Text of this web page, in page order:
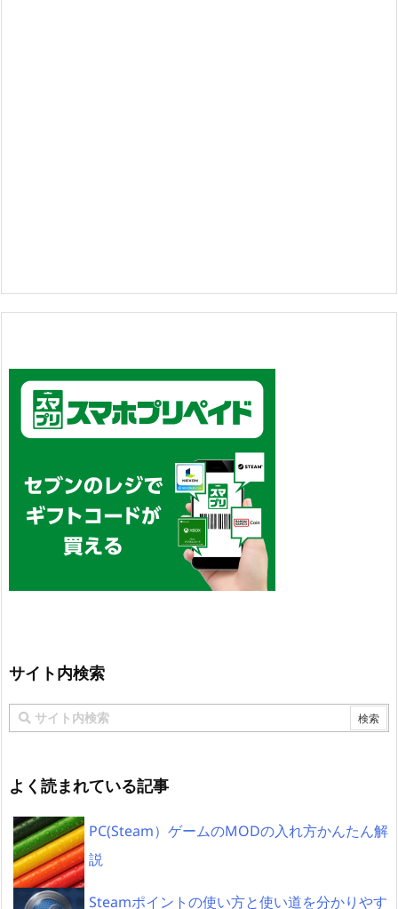
サイト内検索
よく読まれている記事
PC(Steam）ゲームのMODの入れ方かんたん解
説
Steamポイントの使い方と使い道を分かりやす